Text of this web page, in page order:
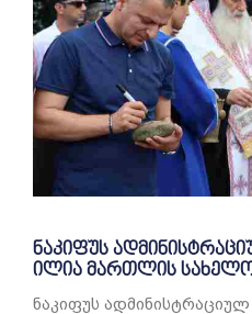
ნაკიფუს
ილია მართლის
ნაკიფუს